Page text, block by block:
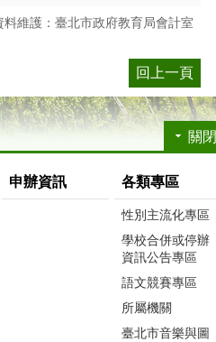
料維護：臺北市政府教育局會計室
回上一頁
關閉
申辦資訊 各類專區
性別主流化專區
學校合併或停辦
資訊公告專區
語文競賽專區
所屬機關
臺北市音樂與圖